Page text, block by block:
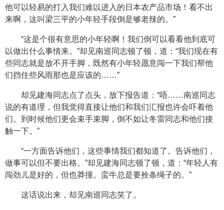
他可以轻易的打入我们难以进入的日本农产品市场！看不出
来啊，这叫梁三平的小年轻手段倒是够老辣的。”
“这是个很有意思的小年轻啊！我们倒可以看看他到底可
以做出什么事情来。”却见南巡同志顿了顿，道：“我们现在有
些同志就是放不开手脚，既然有小年轻愿意闯一下我们帮他
们挡住些风雨那也是应该的……”
却见建海同志点了点头，放下报告道：“唔……南巡同志
说的有道理，但我觉得直接让他们和我们汇报也许会吓着他
们。到时候他们更会束手束脚，倒不如让冬雷同志和他们接
触一下。”
“一方面告诉他们，这些事情我们都知道了。告诉他们，
做事可以但不要出格。”却见建海同志顿了顿，道：“年轻人有
闯劲儿是好的，但也莽撞。蛮牛总是要拴条绳子的。”
这话说出来，却见南巡同志笑了。